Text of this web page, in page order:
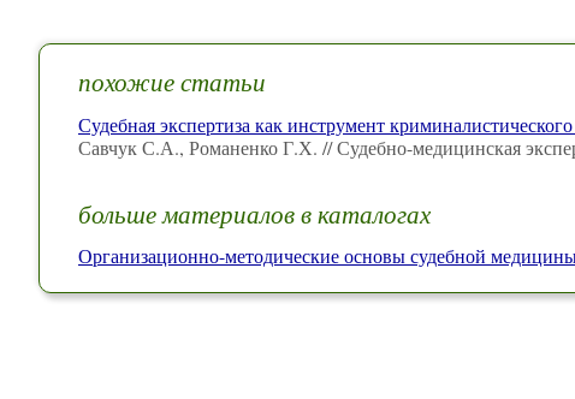
похожие статьи
Судебная экспертиза как инструмент
Савчук С.А., Романенко Г.Х. // Судебно-медицинская
больше материалов в каталогах
Организационно-методические основы судебной